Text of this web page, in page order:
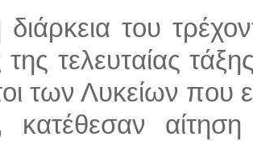
του
της τελευταίας
των Λυκείων που